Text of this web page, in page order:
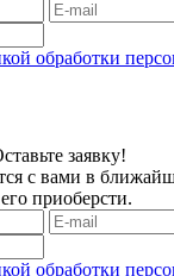
обработки
заявку!
с вами в
приоберсти.
обработки